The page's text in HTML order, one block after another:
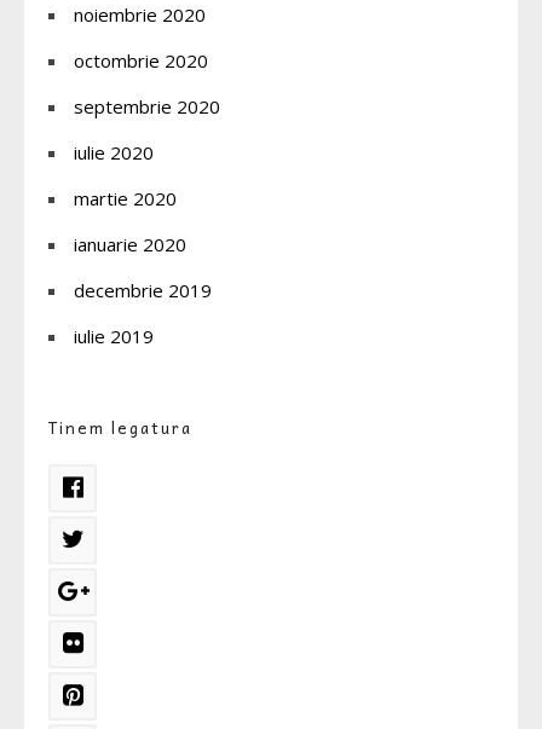
noiembrie 2020
octombrie 2020
septembrie 2020
iulie 2020
martie 2020
ianuarie 2020
decembrie 2019
iulie 2019
Tinem legatura